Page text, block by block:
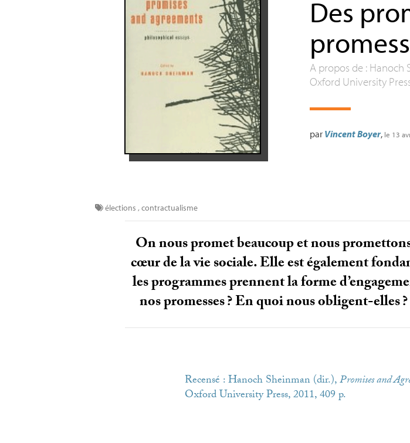
Des
A propos de : Hanoch
Oxford University
par Vincent Boyer, le 13
élections ,contractualisme
On nous promet beaucoup et nous
cœur de la vie sociale. Elle est également
les programmes prennent la forme
nos promesses? En quoi nous obligent-elles
Recensé : Hanoch Sheinman (dir.),Promises and
Oxford University Press, 2011, 409 p.